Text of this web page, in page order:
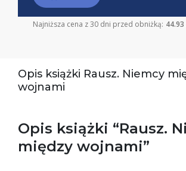
Najniższa cena z 30 dni przed obniżką: 44.93
Opis książki Rausz. Niemcy
wojnami
Opis książki “Rausz.
między wojnami”